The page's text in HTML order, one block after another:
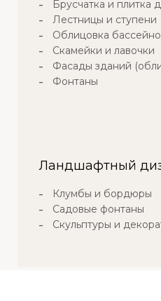
Брусчатка и плитка
Лестницы и ступени
Облицовка
Скамейки и лавочки
Фасады зданий
Фонтаны
Ландшафтный
Клумбы и бордюры
Садовые фонтаны
Скульптуры и